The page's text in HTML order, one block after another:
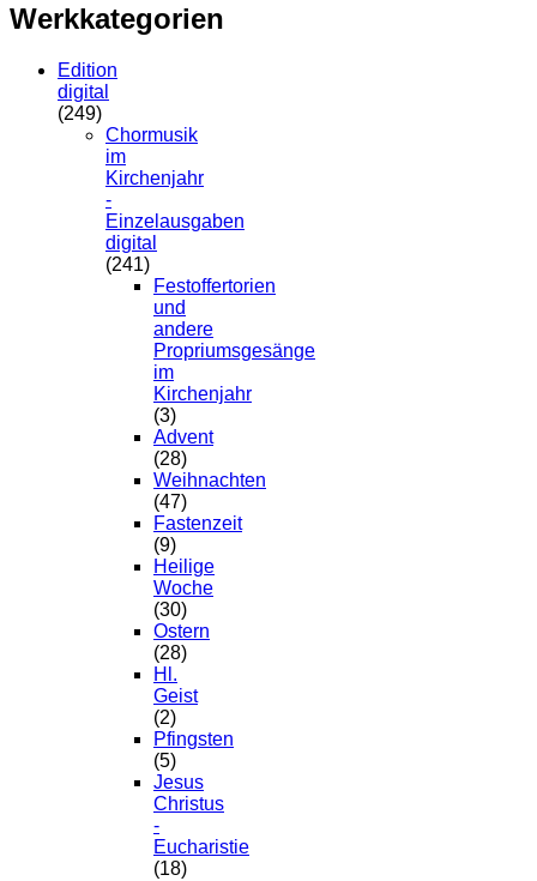
Werkkategorien
Edition
digital
(249)
Chormusik
im
Kirchenjahr
-
Einzelausgaben
digital
(241)
Festoffertorien
und
andere
Propriumsgesänge
im
Kirchenjahr
(3)
Advent
(28)
Weihnachten
(47)
Fastenzeit
(9)
Heilige
Woche
(30)
Ostern
(28)
Hl.
Geist
(2)
Pfingsten
(5)
Jesus
Christus
-
Eucharistie
(18)